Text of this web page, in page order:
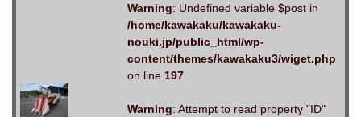
Warning: Undefined variable $post in
/home/kawakaku/kawakaku-
nouki.jp/public_html/wp-
content/themes/kawakaku3/wiget.php
on line 197
Warning: Attempt to read property "ID"